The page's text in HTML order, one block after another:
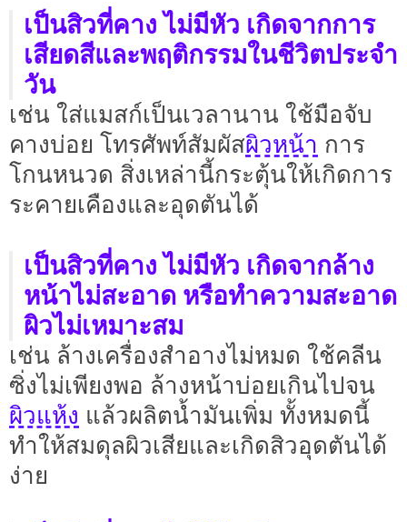
เป็นสิวที่คาง ไม่มีหัว เกิดจากการ
เสียดสีและพฤติกรรมในชีวิตประจำ
วัน
เช่น ใส่แมสก์เป็นเวลานาน ใช้มือจับ
คางบ่อย โทรศัพท์สัมผัสผิวหน้า การ
โกนหนวด สิ่งเหล่านี้กระตุ้นให้เกิดการ
ระคายเคืองและอุดตันได้
เป็นสิวที่คาง ไม่มีหัว เกิดจากล้าง
หน้าไม่สะอาด หรือทำความสะอาด
ผิวไม่เหมาะสม
เช่น ล้างเครื่องสำอางไม่หมด ใช้คลีน
ซิ่งไม่เพียงพอ ล้างหน้าบ่อยเกินไปจน
ผิวแห้ง แล้วผลิตน้ำมันเพิ่ม ทั้งหมดนี้
ทำให้สมดุลผิวเสียและเกิดสิวอุดตันได้
ง่าย